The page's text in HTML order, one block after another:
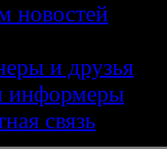
новостей
и друзья
информеры
связь